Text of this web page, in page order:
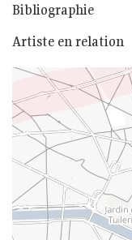
Bibliographie
Artiste en relation